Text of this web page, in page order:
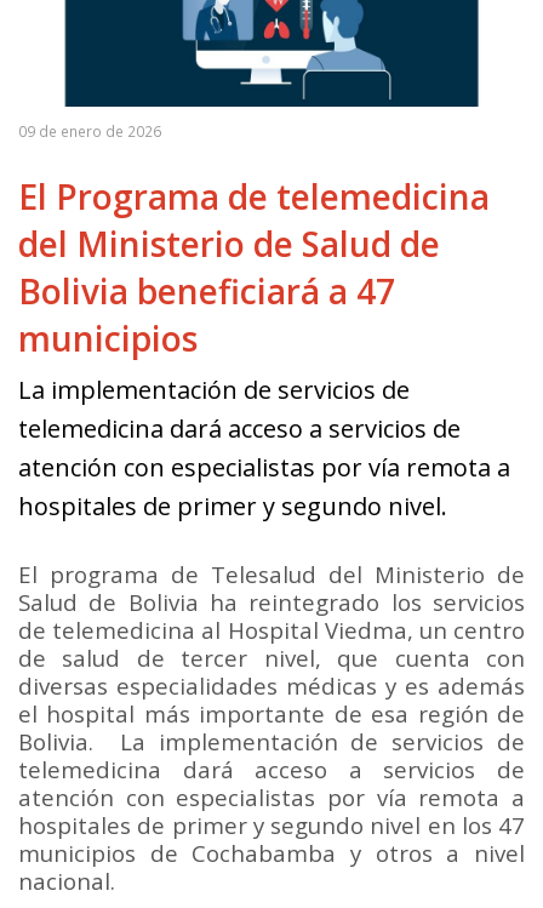
09 de enero de 2026
El Programa de telemedicina
del Ministerio de Salud de
Bolivia beneficiará a 47
municipios
La implementación de servicios de
telemedicina dará acceso a servicios de
atención con especialistas por vía remota a
hospitales de primer y segundo nivel.
El programa de Telesalud del Ministerio de
Salud de Bolivia ha reintegrado los servicios
de telemedicina al Hospital Viedma, un centro
de salud de tercer nivel, que cuenta con
diversas especialidades médicas y es además
el hospital más importante de esa región de
Bolivia. La implementación de servicios de
telemedicina dará acceso a servicios de
atención con especialistas por vía remota a
hospitales de primer y segundo nivel en los 47
municipios de Cochabamba y otros a nivel
nacional.